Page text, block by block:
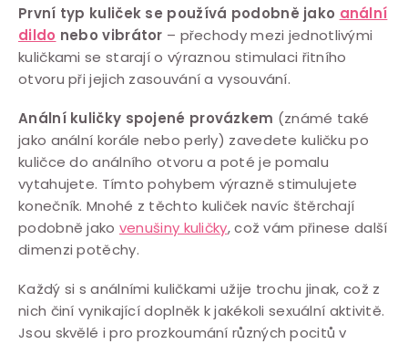
První typ kuliček se používá podobně jako anální
dildo nebo vibrátor – přechody mezi jednotlivými
kuličkami se starají o výraznou stimulaci řitního
otvoru při jejich zasouvání a vysouvání.
Anální kuličky spojené provázkem (známé také
jako anální korále nebo perly) zavedete kuličku po
kuličce do análního otvoru a poté je pomalu
vytahujete. Tímto pohybem výrazně stimulujete
konečník. Mnohé z těchto kuliček navíc štěrchají
podobně jako venušiny kuličky, což vám přinese další
dimenzi potěchy.
Každý si s análními kuličkami užije trochu jinak, což z
nich činí vynikající doplněk k jakékoli sexuální aktivitě.
Jsou skvělé i pro prozkoumání různých pocitů v